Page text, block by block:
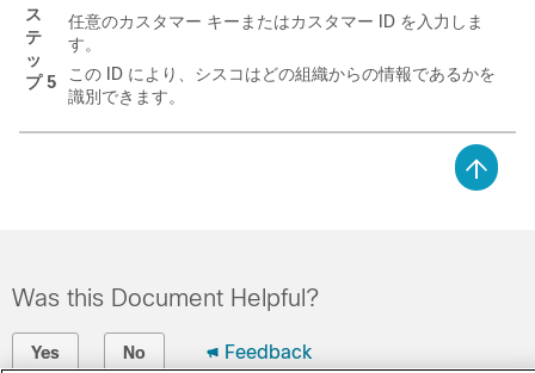
ス
テ
ッ
プ 5
任意のカスタマー キーまたはカスタマー ID を入力しま
す。
この ID により、シスコはどの組織からの情報であるかを
識別できます。
Was this Document Helpful?
Yes No Feedback